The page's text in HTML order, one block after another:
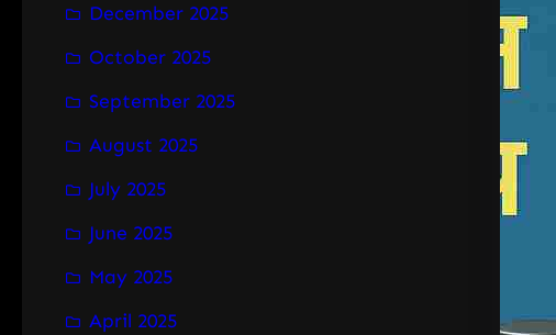
December 2025
October 2025
September 2025
August 2025
July 2025
June 2025
May 2025
April 2025